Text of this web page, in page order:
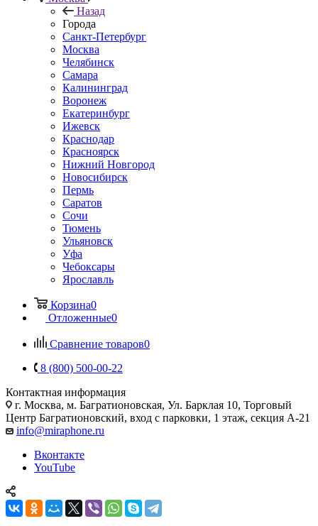
Назад
Города
Санкт-Петербург
Москва
Челябинск
Самара
Калининград
Воронеж
Екатеринбург
Ижевск
Краснодар
Красноярск
Нижний Новгород
Новосибирск
Пермь
Саратов
Сочи
Тюмень
Ульяновск
Уфа
Чебоксары
Ярославль
Корзина0
Отложенные0
Сравнение товаров0
8 (800) 500-00-22
Контактная информация
г. Москва, м. Багратионовская, Ул. Барклая 10, Торговый
Центр Багратионовский, вход с парковки, 1 этаж, секция А-21
info@miraphone.ru
Вконтакте
YouTube